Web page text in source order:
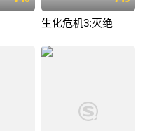
生化危机3:灭绝